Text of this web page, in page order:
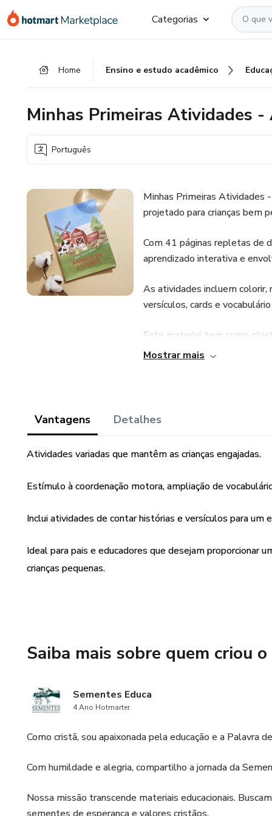
para
para
para
Categorias
Home Ensino e estudo acadêmico
Minhas Primeiras Atividades -
Português
Minhas Primeiras Atividades
projetado para crianças bem
Com 41 páginas repletas de
aprendizado interativa e
As atividades incluem colorir,
versículos, cards e
Este material tem como
os sons dos animais, o que
motora por meio de
Este caderno de atividades é
animais da fazenda, ao
Mostrar mais
Vantagens Detalhes
Atividades variadas que mantêm as crianças engajadas.
Estímulo à coordenação motora, ampliação de
Inclui atividades de contar histórias e versículos para um
Ideal para pais e educadores que desejam proporcionar
crianças pequenas.
Saiba mais sobre quem criou
Sementes Educa
4 Ano Hotmarter
Como cristã, sou apaixonada pela educação e a Palavra
Com humildade e alegria, compartilho a jornada da
Nossa missão transcende materiais educacionais.